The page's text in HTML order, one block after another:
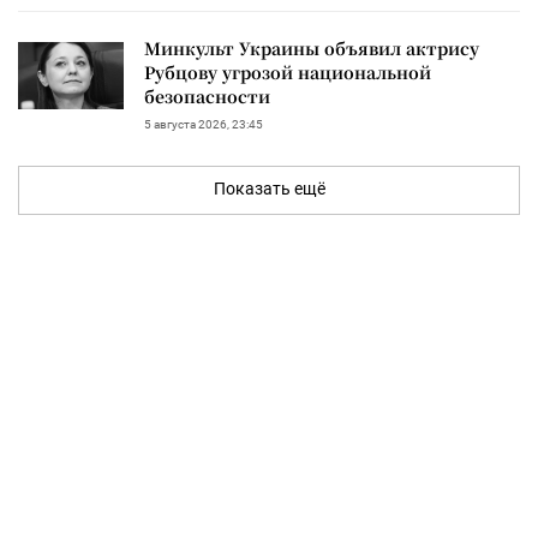
Минкульт Украины объявил актрису
Рубцову угрозой национальной
безопасности
5 августа 2026, 23:45
Показать ещё